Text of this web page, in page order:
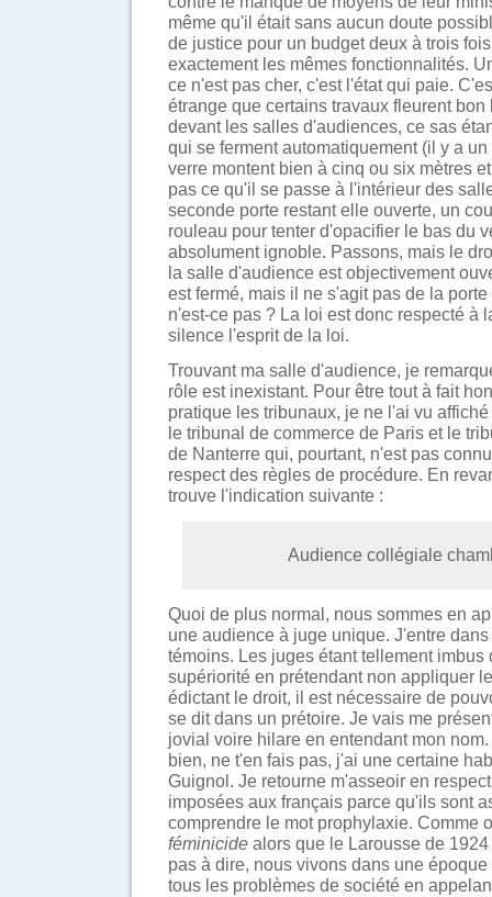
même qu'il était sans aucun doute
de justice pour un budget deux à trois
exactement les mêmes fonctionnalités.
ce n'est pas cher, c'est l'état qui paie.
étrange que certains travaux fleurent
devant les salles d'audiences, ce sas
qui se ferment automatiquement (il y a
verre montent bien à cinq ou six mètres
pas ce qu'il se passe à l'intérieur des
seconde porte restant elle ouverte, un
rouleau pour tenter d'opacifier le bas du
absolument ignoble. Passons, mais le
la salle d'audience est objectivement
est fermé, mais il ne s'agit pas de la
n'est-ce pas ? La loi est donc respecté à
silence l'esprit de la loi.
Trouvant ma salle d'audience, je
rôle est inexistant. Pour être tout à fait
pratique les tribunaux, je ne l'ai vu
le tribunal de commerce de Paris et le
de Nanterre qui, pourtant, n'est pas
respect des règles de procédure. En
trouve l'indication suivante :
Audience collégiale
Quoi de plus normal, nous sommes en
une audience à juge unique. J'entre
témoins. Les juges étant tellement imbus
supériorité en prétendant non appliquer
édictant le droit, il est nécessaire de
se dit dans un prétoire. Je vais me
jovial voire hilare en entendant mon
bien, ne t'en fais pas, j'ai une certaine
Guignol. Je retourne m'asseoir en
imposées aux français parce qu'ils sont
comprendre le mot prophylaxie. Comme
féminicide alors que le Larousse de
pas à dire, nous vivons dans une
tous les problèmes de société en